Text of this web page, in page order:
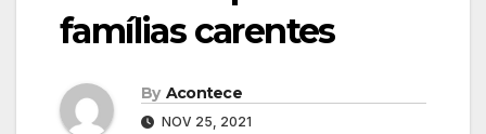
famílias carentes
By Acontece
NOV 25, 2021